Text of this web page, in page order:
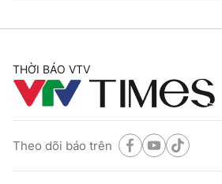
THỜI BÁO VTV
Theo dõi báo trên